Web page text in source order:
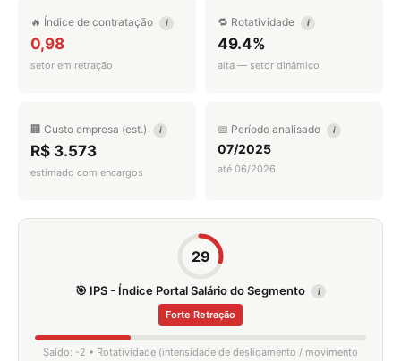
🔥 Índice de contratação i
0,98
setor em retração
🔁 Rotatividade i
49.4%
alta — setor dinâmico
🏢 Custo empresa (est.) i
R$ 3.573
estimado com encargos
📅 Período analisado i
07/2025
até 06/2026
29
🎯 IPS - Índice Portal Salário do Segmento i
Forte Retração
Saldo: -2 • Rotatividade (intensidade de desligamento / movimento